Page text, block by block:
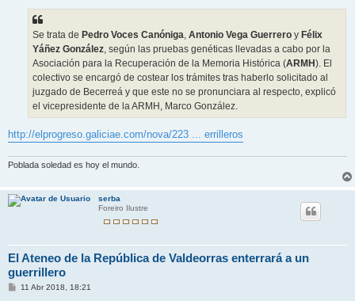
Se trata de Pedro Voces Canóniga Antonio Vega Guerrero y Félix
Yáñez González , según las pruebas genéticas llevadas a cabo por la
Asociación para la Recuperación de la Memoria Histórica (ARMH). El
colectivo se encargó de costear los trámites tras haberlo solicitado al
juzgado de Becerreá y que este no se pronunciara al respecto, explicó
el vicepresidente de la ARMH, Marco González.
http://elprogreso.galiciae.com/nova/223 ... errilleros
Poblada soledad es hoy el mundo.
serba
Foreiro Ilustre
El Ateneo de la República de Valdeorras enterrará a un
guerrillero
M11 Abr 2018, 18:21